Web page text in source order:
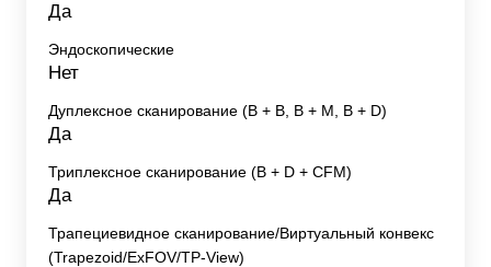
Да
Эндоскопические
Нет
Дуплексное сканирование (В + В, В + М, В + D)
Да
Триплексное сканирование (В + D + CFM)
Да
Трапециевидное сканирование/Виртуальный конвекс
(Trapezoid/ExFOV/TP-View)